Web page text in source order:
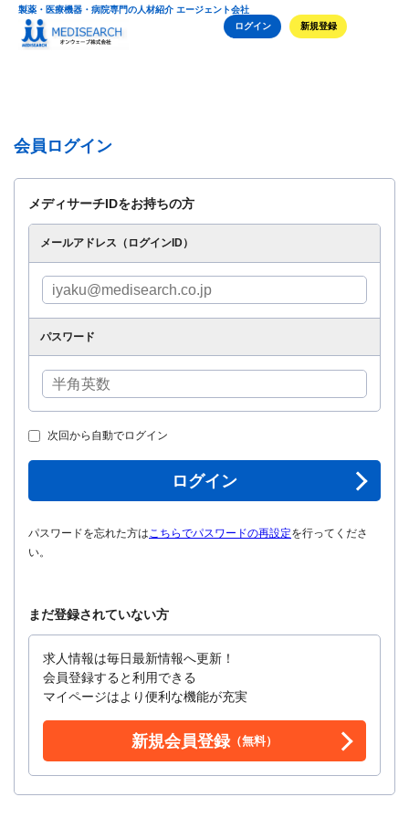
製薬・医療機器・病院専門の人材紹介 エージェント会社
ログイン
新規登録
会員ログイン
メディサーチIDをお持ちの方
メールアドレス（ログインID）
パスワード
次回から自動でログイン
ログイン
パスワードを忘れた方はこちらでパスワードの再設定を行ってくださ
い。
まだ登録されていない方
求人情報は毎日最新情報へ更新！
会員登録すると利用できる
マイページはより便利な機能が充実
新規会員登録（無料）